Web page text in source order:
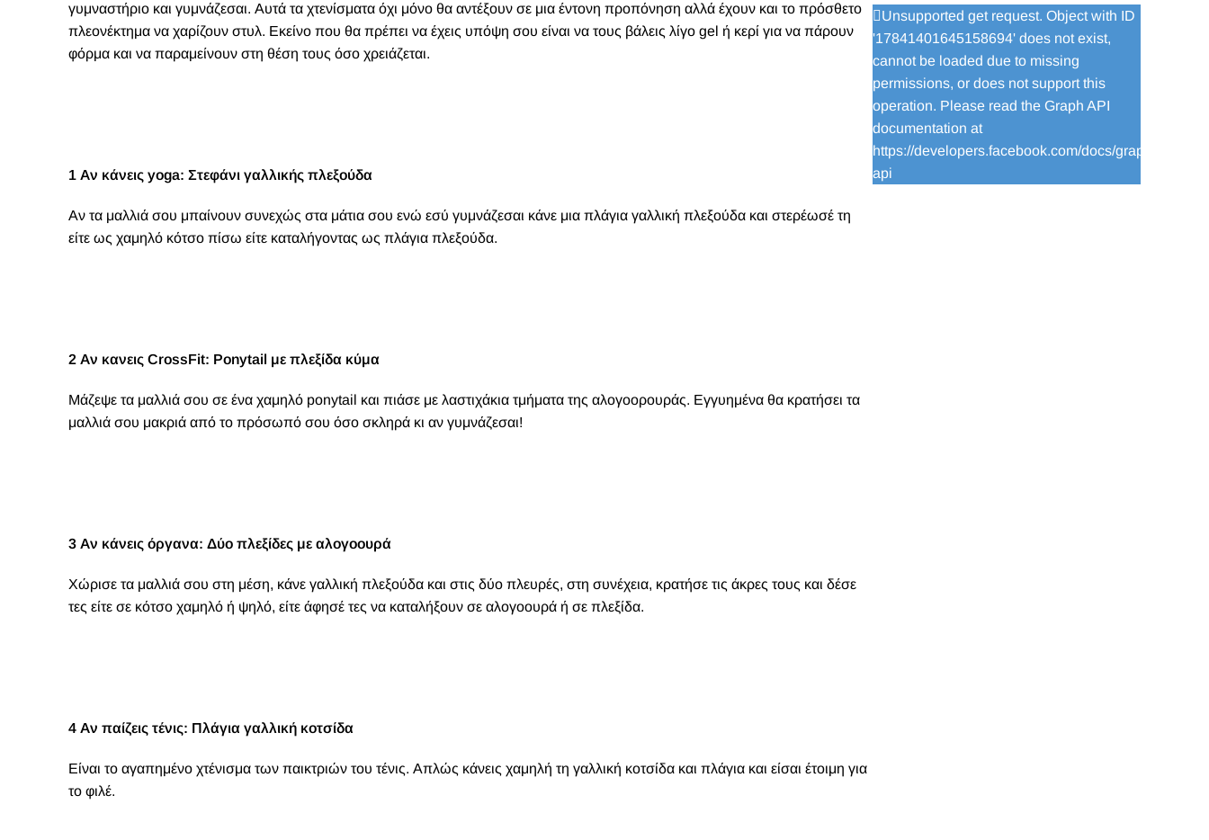
γυμναστήριο και γυμνάζεσαι. Αυτά τα χτενίσματα όχι μόνο θα αντέξουν σε μια έντονη προπόνηση αλλά έχουν και το πρόσθετο
πλεονέκτημα να χαρίζουν στυλ. Εκείνο που θα πρέπει να έχεις υπόψη σου είναι να τους βάλεις λίγο gel ή κερί για να πάρουν
φόρμα και να παραμείνουν στη θέση τους όσο χρειάζεται.
1 Αν κάνεις yoga: Στεφάνι γαλλικής πλεξούδα
Αν τα μαλλιά σου μπαίνουν συνεχώς στα μάτια σου ενώ εσύ γυμνάζεσαι κάνε μια πλάγια γαλλική πλεξούδα και στερέωσέ τη
είτε ως χαμηλό κότσο πίσω είτε καταλήγoντας ως πλάγια πλεξούδα.
2 Αν κανεις CrossFit: Ponytail με πλεξίδα κύμα
Μάζεψε τα μαλλιά σου σε ένα χαμηλό ponytail και πιάσε με λαστιχάκια τμήματα της αλογοορουράς. Eγγυημένα θα κρατήσει τα
μαλλιά σου μακριά από το πρόσωπό σου όσο σκληρά κι αν γυμνάζεσαι!
3 Αν κάνεις όργανα: Δύο πλεξίδες με αλογοουρά
Χώρισε τα μαλλιά σου στη μέση, κάνε γαλλική πλεξούδα και στις δύο πλευρές, στη συνέχεια, κρατήσε τις άκρες τους και δέσε
τες είτε σε κότσο χαμηλό ή ψηλό, είτε άφησέ τες να καταλήξουν σε αλογοουρά ή σε πλεξίδα.
4 Αν παίζεις τένις: Πλάγια γαλλική κοτσίδα
Είναι το αγαπημένο χτένισμα των παικτριών του τένις. Απλώς κάνεις χαμηλή τη γαλλική κοτσίδα και πλάγια και είσαι έτοιμη για
το φιλέ.
Unsupported get request. Object with ID
'17841401645158694' does not exist,
cannot be loaded due to missing
permissions, or does not support this
operation. Please read the Graph API
documentation at
https://developers.facebook.com/docs/graph-
api